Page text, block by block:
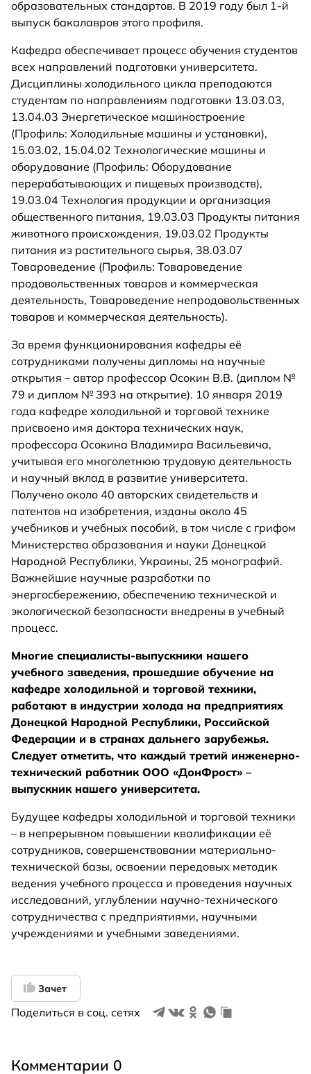
образовательных стандартов. В 2019 году был 1-й
выпуск бакалавров этого профиля.
Кафедра обеспечивает процесс обучения студентов
всех направлений подготовки университета.
Дисциплины холодильного цикла преподаются
студентам по направлениям подготовки 13.03.03,
13.04.03 Энергетическое машиностроение
(Профиль: Холодильные машины и установки),
15.03.02, 15.04.02 Технологические машины и
оборудование (Профиль: Оборудование
перерабатывающих и пищевых производств),
19.03.04 Технология продукции и организация
общественного питания, 19.03.03 Продукты питания
животного происхождения, 19.03.02 Продукты
питания из растительного сырья, 38.03.07
Товароведение (Профиль: Товароведение
продовольственных товаров и коммерческая
деятельность, Товароведение непродовольственных
товаров и коммерческая деятельность).
За время функционирования кафедры её
сотрудниками получены дипломы на научные
открытия – автор профессор Осокин В.В. (диплом №
79 и диплом № 393 на открытие). 10 января 2019
года кафедре холодильной и торговой технике
присвоено имя доктора технических наук,
профессора Осокина Владимира Васильевича,
учитывая его многолетнюю трудовую деятельность
и научный вклад в развитие университета.
Получено около 40 авторских свидетельств и
патентов на изобретения, изданы около 45
учебников и учебных пособий, в том числе с грифом
Министерства образования и науки Донецкой
Народной Республики, Украины, 25 монографий.
Важнейшие научные разработки по
энергосбережению, обеспечению технической и
экологической безопасности внедрены в учебный
процесс.
Многие специалисты-выпускники нашего
учебного заведения, прошедшие обучение на
кафедре холодильной и торговой техники,
работают в индустрии холода на предприятиях
Донецкой Народной Республики, Российской
Федерации и в странах дальнего зарубежья.
Следует отметить, что каждый третий инженерно-
технический работник ООО «ДонФрост» –
выпускник нашего университета.
Будущее кафедры холодильной и торговой техники
– в непрерывном повышении квалификации её
сотрудников, совершенствовании материально-
технической базы, освоении передовых методик
ведения учебного процесса и проведения научных
исследований, углублении научно-технического
сотрудничества с предприятиями, научными
учреждениями и учебными заведениями.
Зачет
Поделиться в соц. сетях
Комментарии 0